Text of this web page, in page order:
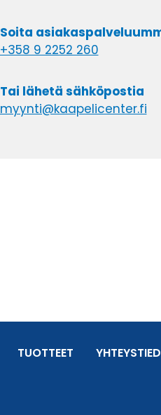
Soita
+358 9 2252 260
Tai lähetä sähköpostia
myynti@kaapelicenter.fi
TUOTTEET